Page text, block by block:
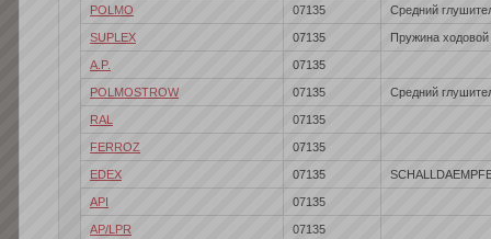
POLMO 07135 Средний
SUPLEX 07135 Пружина ходовой
A.P. 07135
POLMOSTROW 07135 Средний
RAL 07135
FERROZ 07135
EDEX 07135
API 07135
AP/LPR 07135